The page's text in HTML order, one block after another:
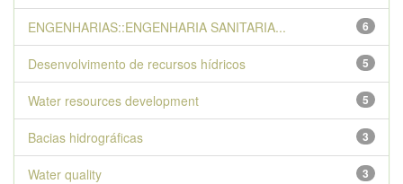
6
ENGENHARIAS::ENGENHARIA SANITARIA...
5
Desenvolvimento de recursos hídricos
5
Water resources development
3
Bacias hidrográficas
3
Water quality